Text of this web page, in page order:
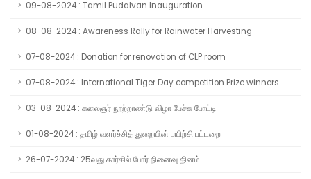
09-08-2024 : Tamil Pudalvan Inauguration
08-08-2024 : Awareness Rally for Rainwater Harvesting
07-08-2024 : Donation for renovation of CLP room
07-08-2024 : International Tiger Day competition Prize winners
03-08-2024 : கலைஞர் நூற்றாண்டு விழா பேச்சு போட்டி
01-08-2024 : தமிழ் வளர்ச்சித் துறையின் பயிற்சி பட்டறை
26-07-2024 : 25வது கார்கில் போர் நினைவு தினம்